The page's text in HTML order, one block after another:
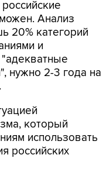
Анализ
20% категорий
и
нужно 2-3 года на
который
использовать
российских